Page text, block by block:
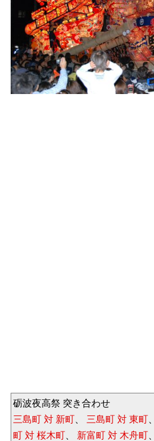
砺波夜高祭 突き合わせ
三島町 対 新町
三島町 対 東町
町 対 桜木町
新富町 対 木舟町